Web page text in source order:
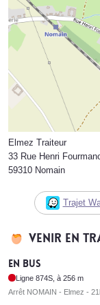
Elmez Traiteur
33 Rue Henri
59310 Nomain
Trajet
Venir en
En bus
Ligne 874S, à 256 m
Arrêt NOMAIN - Elmez -